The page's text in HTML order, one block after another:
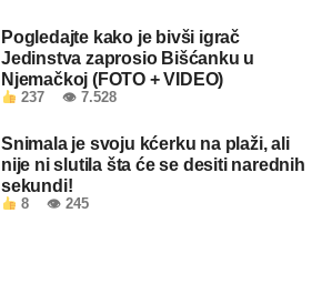
Pogledajte kako je bivši igrač
Jedinstva zaprosio Bišćanku u
Njemačkoj (FOTO + VIDEO)
237 👁 7.528
Snimala je svoju kćerku na plaži, ali
nije ni slutila šta će se desiti narednih
sekundi!
8 👁 245